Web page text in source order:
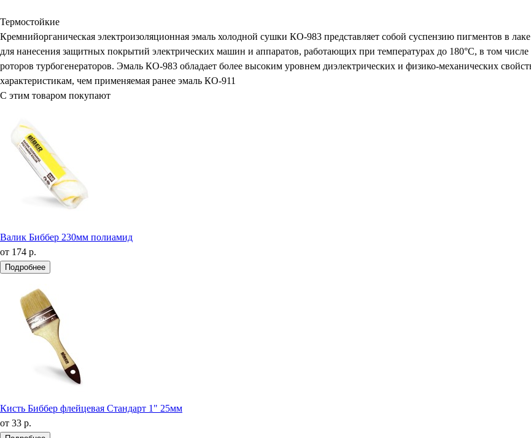
Термостойкие
Кремнийорганическая электроизоляционная эмаль холодной сушки КО-983 представляет собой суспензию пигментов в
для нанесения защитных покрытий электрических машин и аппаратов, работающих при температурах до 180°С, в том
роторов турбогенераторов. Эмаль КО-983 обладает более высоким уровнем диэлектрических и физико-механических
характеристикам, чем применяемая ранее эмаль КО-911
С этим товаром покупают
Валик Биббер 230мм полиамид
от 174 р.
Подробнее
Кисть Биббер флейцевая Стандарт 1" 25мм
от 33 р.